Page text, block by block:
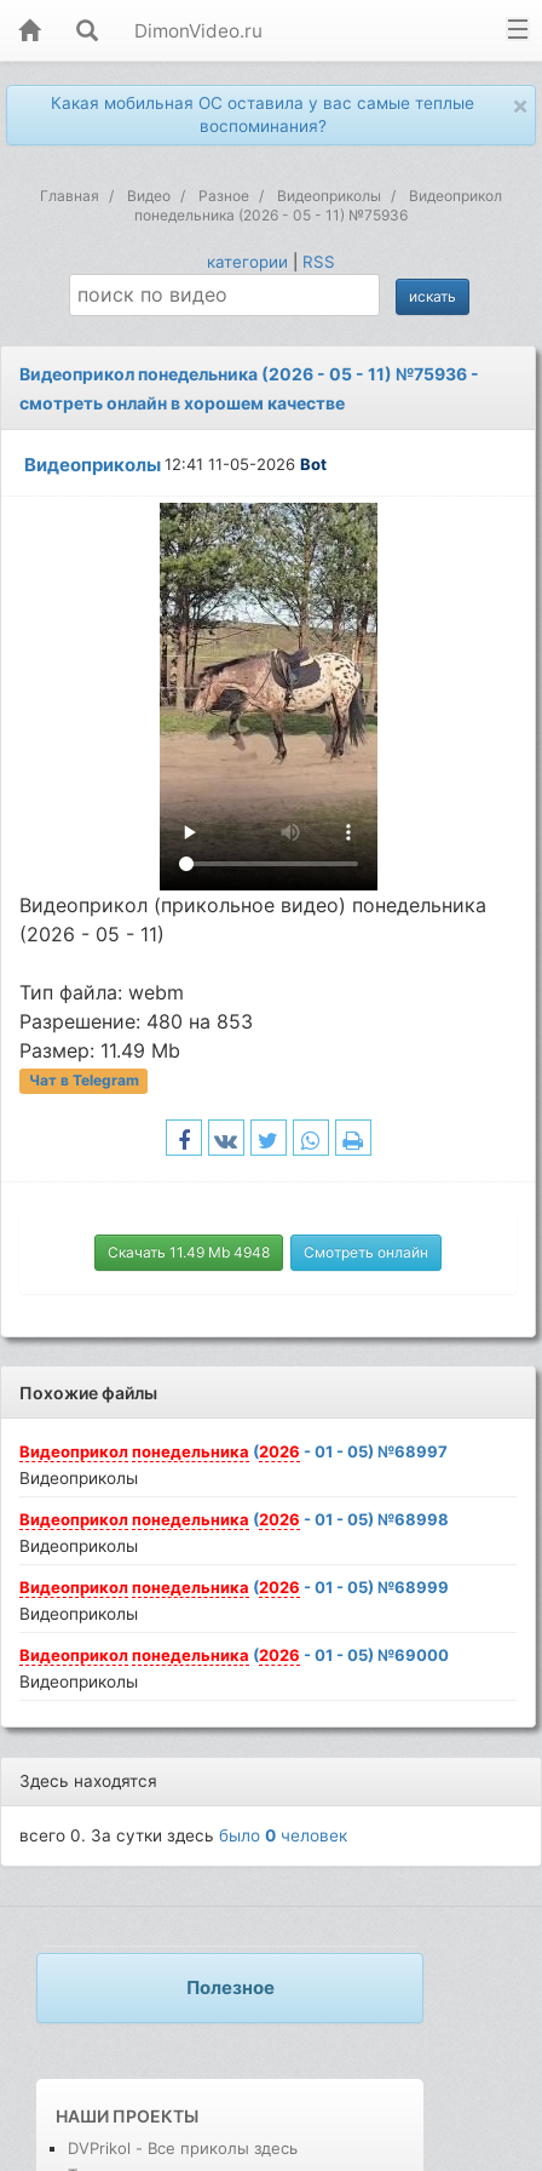
DimonVideo.ru
×
Какая мобильная ОС оставила у вас самые теплые
воспоминания?
Главная Видео Разное Видеоприколы
Видеоприкол
понедельника (2026 - 05 - 11) №75936
категории RSS
Видеоприкол понедельника (2026 - 05 - 11) №75936 -
смотреть онлайн в хорошем качестве
Видеоприколы12:41 11-05-2026Bot
Видеоприкол (прикольное видео) понедельника
(2026 - 05 - 11)
Тип файла: webm
Разрешение: 480 на 853
Размер: 11.49 Mb
Чат в Telegram
Скачать 11.49 Mb 4948 Смотреть онлайн
Похожие файлы
Видеоприкол понедельника (2026 - 01 - 05) №68997
Видеоприколы
Видеоприкол понедельника (2026 - 01 - 05) №68998
Видеоприколы
Видеоприкол понедельника (2026 - 01 - 05) №68999
Видеоприколы
Видеоприкол понедельника (2026 - 01 - 05) №69000
Видеоприколы
Здесь находятся
всего 0. За сутки здесьбыло0 человек
Полезное
НАШИ ПРОЕКТЫ
DVPrikol - Все приколы здесь